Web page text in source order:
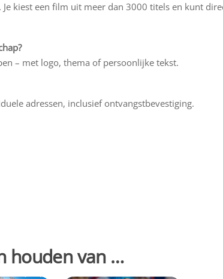
kiest een film uit meer dan 3000 titels en kunt
– met logo, thema of persoonlijke tekst.
adressen, inclusief ontvangstbevestiging.
houden van …